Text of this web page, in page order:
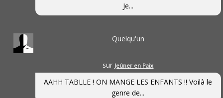
Je...
Quelqu'un
sur Jeûner en Paix
AAHH TABLLE ! ON MANGE LES ENFANTS !! Voilà le
genre de...